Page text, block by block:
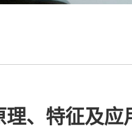
、特征及应